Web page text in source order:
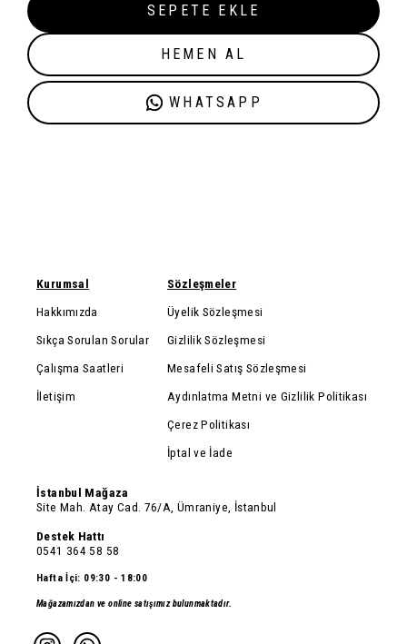
SEPETE EKLE
HEMEN AL
WHATSAPP
Kurumsal
Hakkımızda
Sıkça Sorulan Sorular
Çalışma Saatleri
İletişim
Sözleşmeler
Üyelik Sözleşmesi
Gizlilik Sözleşmesi
Mesafeli Satış Sözleşmesi
Aydınlatma Metni ve Gizlilik Politikası
Çerez Politikası
İptal ve İade
İstanbul Mağaza
Site Mah. Atay Cad. 76/A, Ümraniye, İstanbul
Destek Hattı
0541 364 58 58
Hafta İçi: 09:30 - 18:00
Mağazamızdan ve online satışımız bulunmaktadır.